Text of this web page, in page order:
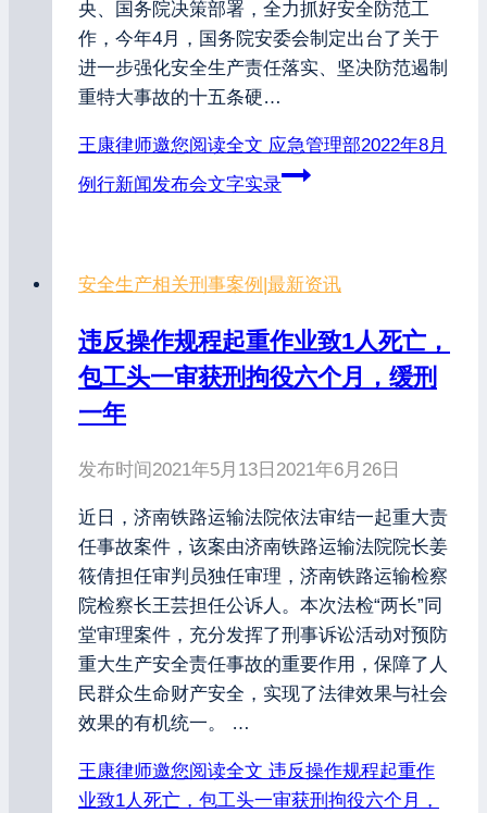
央、国务院决策部署，全力抓好安全防范工
作，今年4月，国务院安委会制定出台了关于
进一步强化安全生产责任落实、坚决防范遏制
重特大事故的十五条硬…
王康律师邀您阅读全文 应急管理部2022年8月
例行新闻发布会文字实录
安全生产相关刑事案例 |最新资讯
违反操作规程起重作业致1人死亡，
包工头一审获刑拘役六个月，缓刑
一年
发布时间2021年5月13日 2021年6月26日
近日，济南铁路运输法院依法审结一起重大责
任事故案件，该案由济南铁路运输法院院长姜
筱倩担任审判员独任审理，济南铁路运输检察
院检察长王芸担任公诉人。本次法检“两长”同
堂审理案件，充分发挥了刑事诉讼活动对预防
重大生产安全责任事故的重要作用，保障了人
民群众生命财产安全，实现了法律效果与社会
效果的有机统一。 …
王康律师邀您阅读全文 违反操作规程起重作
业致1人死亡，包工头一审获刑拘役六个月，